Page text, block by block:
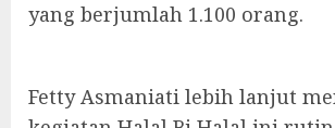
yang berjumlah 1.100 orang.
Fetty Asmaniati lebih lanjut